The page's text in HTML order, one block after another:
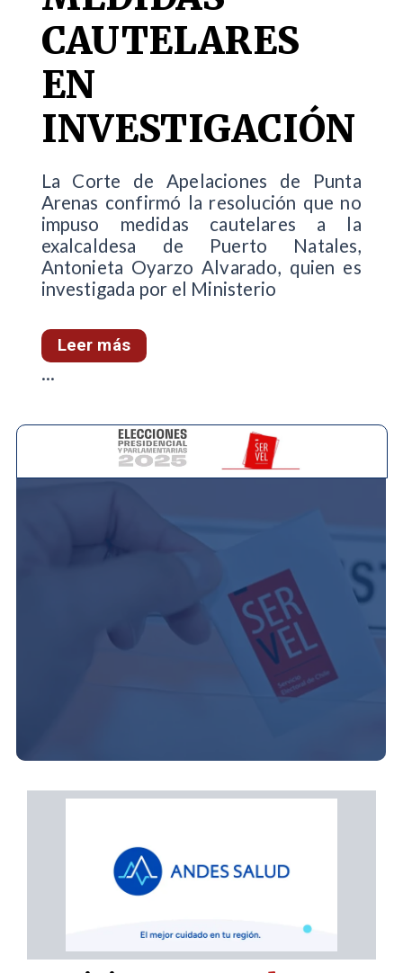
CAUTELARES
EN
INVESTIGACIÓN
La Corte de Apelaciones de Punta
Arenas confirmó la resolución que no
impuso medidas cautelares a la
exalcaldesa de Puerto Natales,
Antonieta Oyarzo Alvarado, quien es
investigada por el Ministerio
Leer más
...